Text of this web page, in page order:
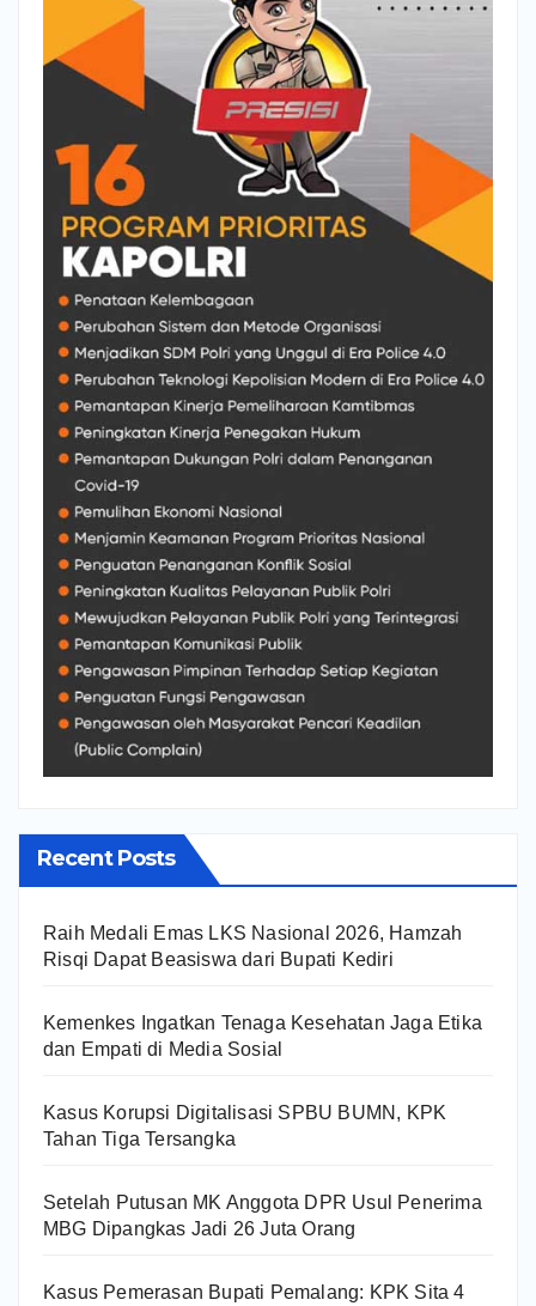
Recent Posts
Raih Medali Emas LKS Nasional 2026, Hamzah
Risqi Dapat Beasiswa dari Bupati Kediri
Kemenkes Ingatkan Tenaga Kesehatan Jaga Etika
dan Empati di Media Sosial
Kasus Korupsi Digitalisasi SPBU BUMN, KPK
Tahan Tiga Tersangka
Setelah Putusan MK Anggota DPR Usul Penerima
MBG Dipangkas Jadi 26 Juta Orang
Kasus Pemerasan Bupati Pemalang: KPK Sita 4